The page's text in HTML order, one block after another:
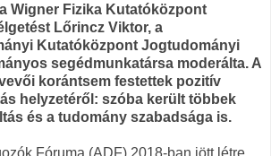
Wigner Fizika Kutatóközpont
Lőrincz Viktor, a
Kutatóközpont Jogtudományi
segédmunkatársa moderálta. A
korántsem festettek pozitív
helyzetéről: szóba került többek
és a tudomány szabadsága is.
Fóruma (ADF) 2018-ban jött létre,